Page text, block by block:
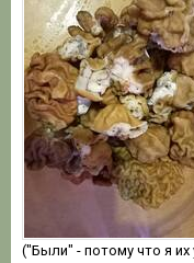
("Были" - потому что я